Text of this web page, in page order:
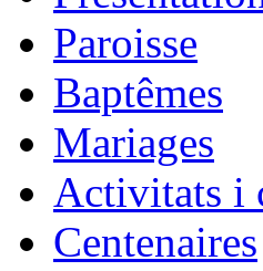
Paroisse
Baptêmes
Mariages
Activitats i
Centenaires